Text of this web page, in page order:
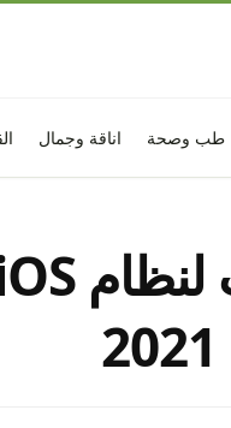
طب وصحة اناقة وجمال